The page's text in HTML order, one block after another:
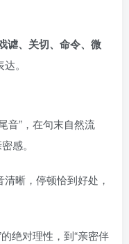
谑、关切、命令、微
。
音”，在句末自然流
感。
晰，停顿恰到好处，
绝对理性，到“亲密伴